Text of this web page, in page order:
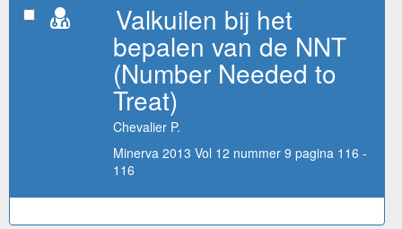
Valkuilen bij het
bepalen van de NNT
(Number Needed to
Treat)
Chevalier P.
Minerva 2013 Vol 12 nummer 9 pagina 116 -
116